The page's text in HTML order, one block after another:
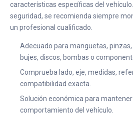
características específicas del
seguridad, se recomienda siempre
un profesional cualificado.
Adecuado para manguetas,
bujes, discos, bombas o
Comprueba lado, eje, medidas,
compatibilidad exacta.
Solución económica para
comportamiento del vehículo.